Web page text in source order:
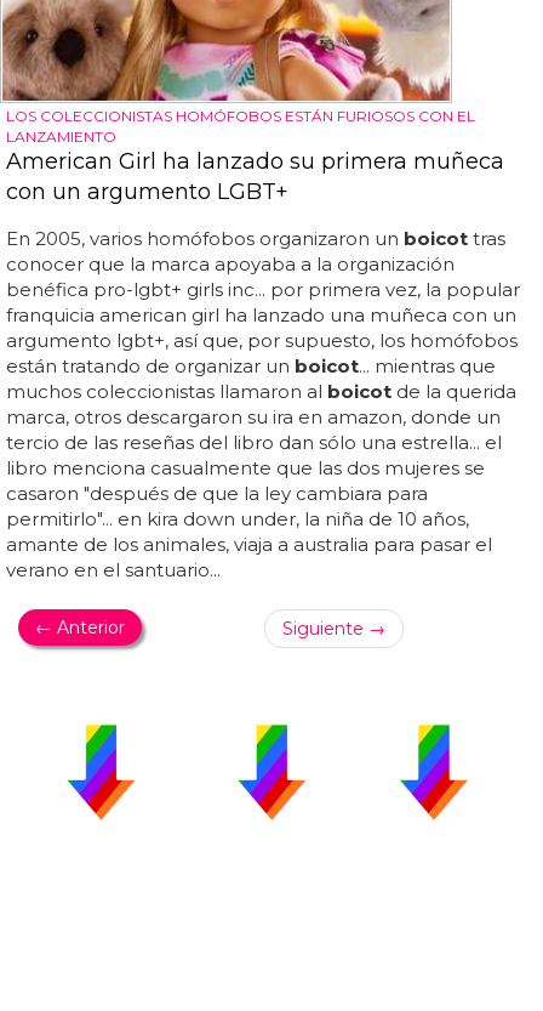
LOS COLECCIONISTAS HOMÓFOBOS ESTÁN FURIOSOS CON EL
LANZAMIENTO
American Girl ha lanzado su primera muñeca
con un argumento LGBT+
En 2005, varios homófobos organizaron un boicot tras
conocer que la marca apoyaba a la organización
benéfica pro-lgbt+ girls inc... por primera vez, la popular
franquicia american girl ha lanzado una muñeca con un
argumento lgbt+, así que, por supuesto, los homófobos
están tratando de organizar un boicot... mientras que
muchos coleccionistas llamaron al boicot de la querida
marca, otros descargaron su ira en amazon, donde un
tercio de las reseñas del libro dan sólo una estrella... el
libro menciona casualmente que las dos mujeres se
casaron "después de que la ley cambiara para
permitirlo"... en kira down under, la niña de 10 años,
amante de los animales, viaja a australia para pasar el
verano en el santuario...
← Anterior Siguiente →